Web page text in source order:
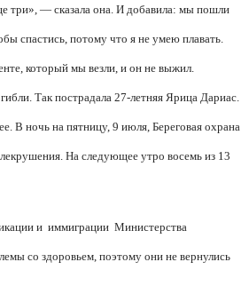
три», — сказала она. И добавила: мы пошли
спастись, потому что я не умею плавать.
который мы везли, и он не выжил.
Так пострадала 27-летняя Ярица Дариас.
В ночь на пятницу, 9 июля, Береговая охрана
На следующее утро восемь из 13
и иммиграции Министерства
со здоровьем, поэтому они не вернулись